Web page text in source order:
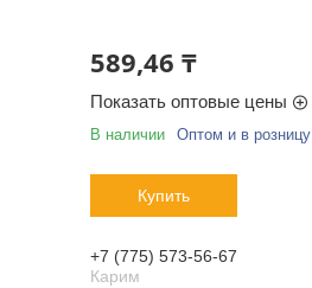
589,46 ₸
Показать оптовые цены
В наличии Оптом и в розницу
Купить
+7 (775) 573-56-67
Карим